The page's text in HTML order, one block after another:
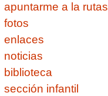
apuntarme a la rutas
fotos
enlaces
noticias
biblioteca
sección infantil